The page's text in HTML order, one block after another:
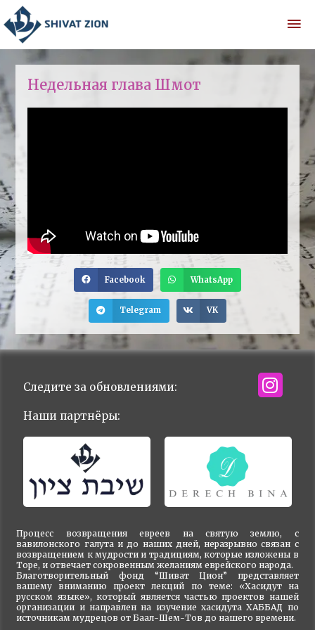
Недельная глава Шмот
Facebook WhatsApp
Telegram VK
Процесс возвращения евреев на святую землю, с
вавилонского галута и до наших дней, неразрывно связан с
возвращением к мудрости и традициям, которые изложены в
Торе, и отвечает сокровенным желаниям еврейского народа.
Благотворительный фонд “Шиват Цион” представляет
вашему вниманию проект лекций по теме: «Хасидут на
русском языке», который является частью проектов нашей
организации и направлен на изучение хасидута ХАББАД по
источникам мудрецов от Баал-Шем-Тов до нашего времени.
Следите за обновлениями:
Наши партнёры: